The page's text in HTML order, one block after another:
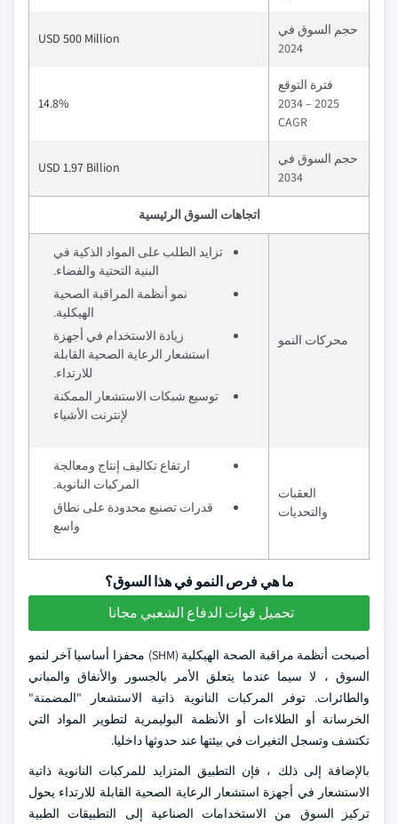
حجم السوق في
2024
USD 500 Million
فترة التوقع
2025 – 2034
CAGR
14.8%
حجم السوق في
2034
USD 1.97 Billion
اتجاهات السوق الرئيسية
محركات النمو
تزايد الطلب على المواد الذكية في
البنية التحتية والفضاء.
نمو أنظمة المراقبة الصحية
الهيكلية.
زيادة الاستخدام في أجهزة
استشعار الرعاية الصحية القابلة
للارتداء.
توسيع شبكات الاستشعار الممكنة
لإنترنت الأشياء
العقبات
والتحديات
ارتفاع تكاليف إنتاج ومعالجة
المركبات النانوية.
قدرات تصنيع محدودة على نطاق
واسع
ما هي فرص النمو في هذا السوق؟
تحميل قوات الدفاع الشعبي مجانا
أصبحت أنظمة مراقبة الصحة الهيكلية (SHM) محفزا أساسيا آخر لنمو
السوق ، لا سيما عندما يتعلق الأمر بالجسور والأنفاق والمباني
والطائرات. توفر المركبات النانوية ذاتية الاستشعار "المضمنة"
الخرسانة أو الطلاءات أو الأنظمة البوليمرية لتطوير المواد التي
تكتشف وتسجل التغيرات في بيئتها عند حدوثها داخليا.
بالإضافة إلى ذلك ، فإن التطبيق المتزايد للمركبات النانوية ذاتية
الاستشعار في أجهزة استشعار الرعاية الصحية القابلة للارتداء يحول
تركيز السوق من الاستخدامات الصناعية إلى التطبيقات الطبية